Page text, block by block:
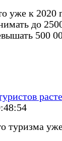
уже к 2020
до
500
туризма